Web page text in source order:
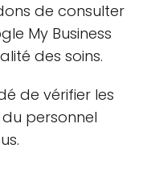
de consulter
My Business
des soins.
de vérifier les
personnel